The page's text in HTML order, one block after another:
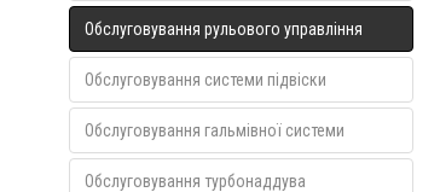
Обслуговування рульового управління
Обслуговування системи підвіски
Обслуговування гальмівної системи
Обслуговування турбонаддува